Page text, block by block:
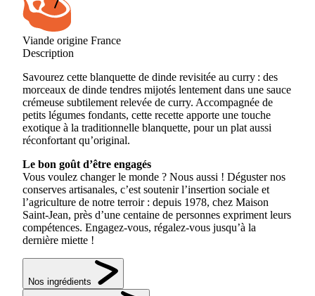
Viande origine France
Description
Savourez cette blanquette de dinde revisitée au curry : des
morceaux de dinde tendres mijotés lentement dans une sauce
crémeuse subtilement relevée de curry. Accompagnée de
petits légumes fondants, cette recette apporte une touche
exotique à la traditionnelle blanquette, pour un plat aussi
réconfortant qu’original.
Le bon goût d’être engagés
Vous voulez changer le monde ? Nous aussi ! Déguster nos
conserves artisanales, c’est soutenir l’insertion sociale et
l’agriculture de notre terroir : depuis 1978, chez Maison
Saint-Jean, près d’une centaine de personnes expriment leurs
compétences. Engagez-vous, régalez-vous jusqu’à la
dernière miette !
Nos ingrédients